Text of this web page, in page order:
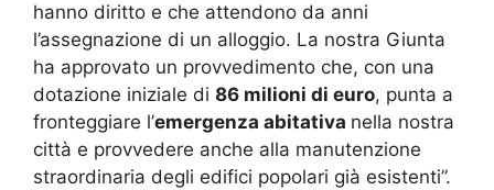
hanno diritto e che attendono da anni
l’assegnazione di un alloggio. La nostra Giunta
ha approvato un provvedimento che, con una
dotazione iniziale di 86 milioni di euro, punta a
fronteggiare l’emergenza abitativa nella nostra
città e provvedere anche alla manutenzione
straordinaria degli edifici popolari già esistenti”.